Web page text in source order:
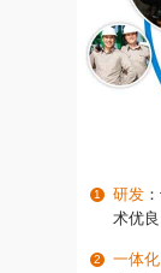
研发
术优良
一体化